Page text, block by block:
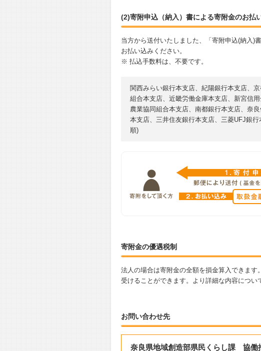
(2)寄附申込（納入）書による寄附金のお払
当方から送付いたしました、「寄附申込(納入)
お払い込みください。
※ 払込手数料は、不要です。
関西みらい銀行本支店、紀陽銀行本支店、
組合本支店、近畿労働金庫本支店、新宮信
農業協同組合本支店、南都銀行本支店、奈
本支店、三井住友銀行本支店、三菱UFJ銀
順)
寄附金の優遇税制
法人の場合は寄附金の全額を損金算入できま
受けることができます。より詳細な内容につい
お問い合わせ先
奈良県地域創造部県民くらし課 協働